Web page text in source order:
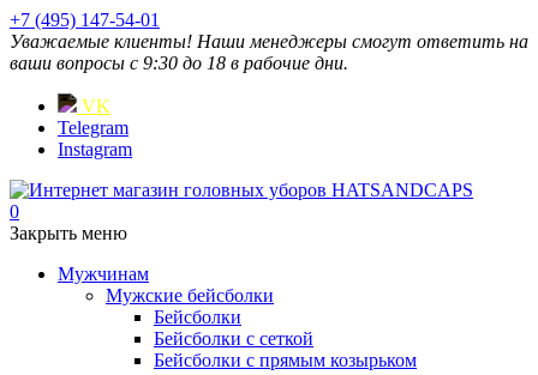
+7 (495) 147-54-01
Уважаемые клиенты! Наши менеджеры смогут ответить на
ваши вопросы с 9:30 до 18 в рабочие дни.
VK
Telegram
Instagram
0
Закрыть меню
Мужчинам
Мужские бейсболки
Бейсболки
Бейсболки с сеткой
Бейсболки с прямым козырьком